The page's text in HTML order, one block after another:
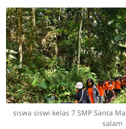
siswa siswi kelas 7 SMP Santa
salam